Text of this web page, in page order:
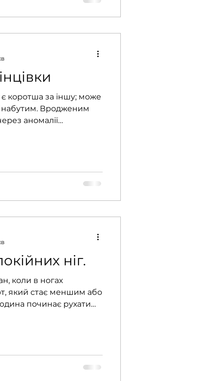
є коротша за іншу; може
набутим. Вродженим
аномалії
ніг.
коли в ногах
який стає меншим або
починає рухати